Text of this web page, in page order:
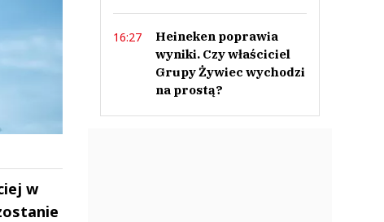
w
16:27
Heineken poprawia
wyniki. Czy właściciel
Grupy Żywiec wychodzi
na prostą?